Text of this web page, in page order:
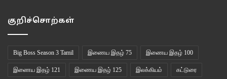
குறிச்சொற்கள்
Big Boss Season 3 Tamil இணைய இதழ் 75 இணைய இதழ் 100
இணைய இதழ் 121 இணைய இதழ் 125 இலக்கியம் கட்டுரை